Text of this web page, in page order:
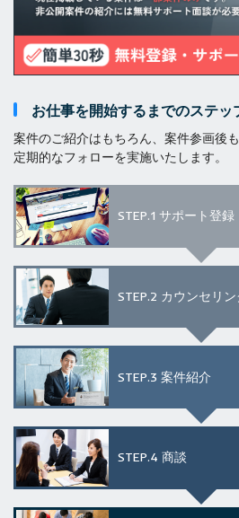
お仕事を開始するまでのステッ
案件のご紹介はもちろん、案件参画後
定期的なフォローを実施いたします。
STEP.1 サポート登録
STEP.2 カウンセリン
STEP.3 案件紹介
STEP.4 商談